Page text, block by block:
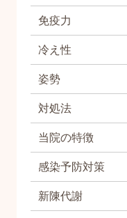
免疫力
冷え性
姿勢
対処法
当院の特徴
感染予防対策
新陳代謝